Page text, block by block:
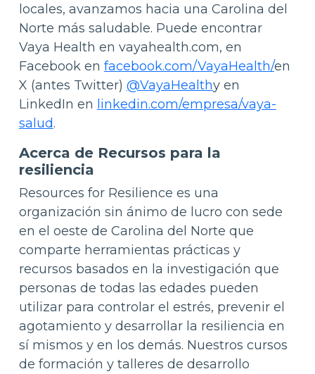
locales, avanzamos hacia una Carolina del
Norte más saludable. Puede encontrar
Vaya Health en vayahealth.com, en
Facebook en facebook.com/VayaHealth/en
X (antes Twitter) @VayaHealthy en
LinkedIn en linkedin.com/empresa/vaya-
salud.
Acerca de Recursos para la
resiliencia
Resources for Resilience es una
organización sin ánimo de lucro con sede
en el oeste de Carolina del Norte que
comparte herramientas prácticas y
recursos basados en la investigación que
personas de todas las edades pueden
utilizar para controlar el estrés, prevenir el
agotamiento y desarrollar la resiliencia en
sí mismos y en los demás. Nuestros cursos
de formación y talleres de desarrollo